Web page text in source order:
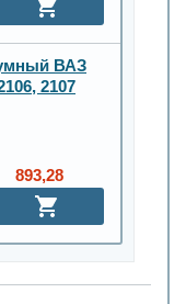
ВАЗ
2107
893,28